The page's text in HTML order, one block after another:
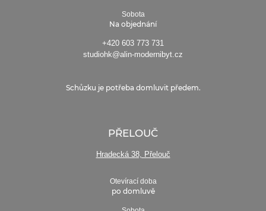
Sobota
Na objednání
+420 603 773 731
studiohk@alin-modernibyt.cz
Schůzku je potřeba domluvit předem.
PŘELOUČ
Hradecká 38, Přelouč
Otevírací doba
po domluvě